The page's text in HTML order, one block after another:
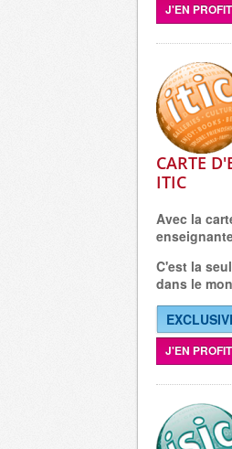
J'EN
CARTE
ITIC
Avec la
C'est la
dans le
J'EN